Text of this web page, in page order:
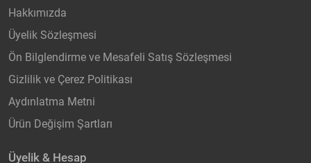
Hakkımızda
Üyelik Sözleşmesi
Ön Bilglendirme ve Mesafeli Satış Sözleşmesi
Gizlilik ve Çerez Politikası
Aydınlatma Metni
Ürün Değişim Şartları
Üyelik & Hesap